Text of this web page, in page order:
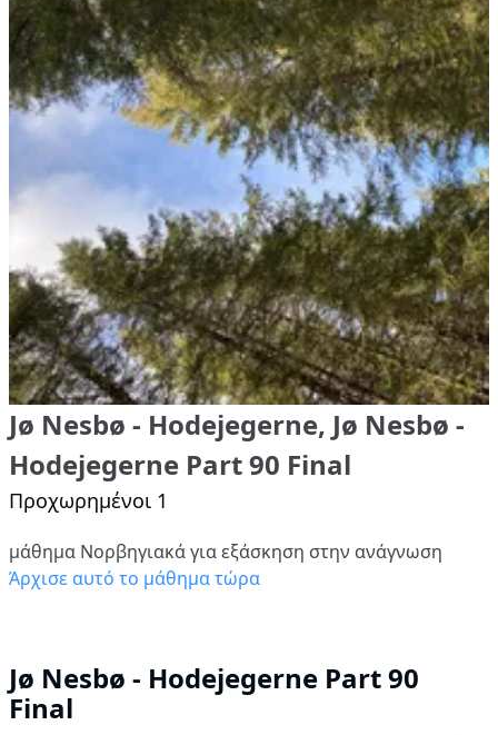
Jø Nesbø - Hodejegerne, Jø Nesbø -
Hodejegerne Part 90 Final
Προχωρημένοι 1
μάθημα Νορβηγιακά για εξάσκηση στην ανάγνωση
Άρχισε αυτό το μάθημα τώρα
Jø Nesbø - Hodejegerne Part 90
Final